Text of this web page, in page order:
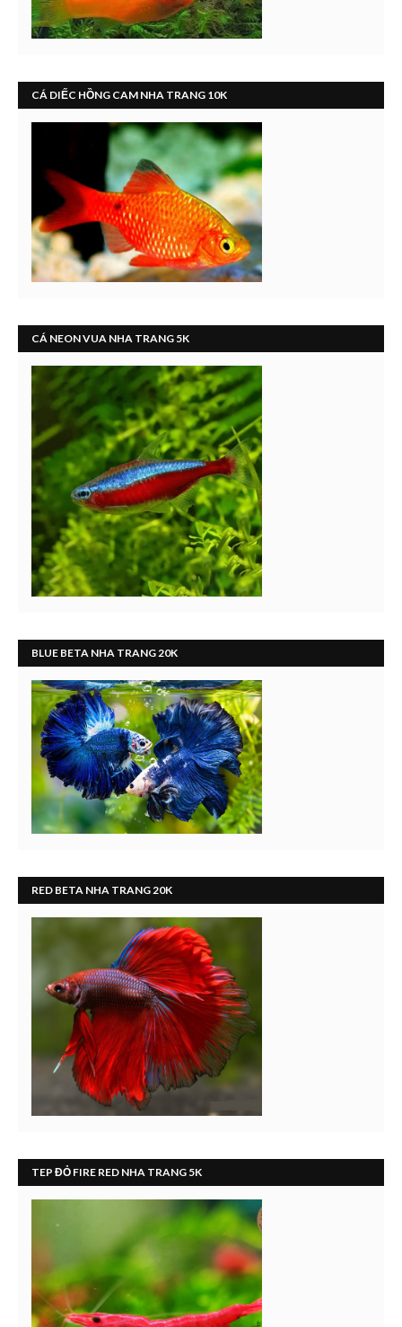
CÁ DIẾC HỒNG CAM NHA TRANG 10K
CÁ NEON VUA NHA TRANG 5K
BLUE BETA NHA TRANG 20K
RED BETA NHA TRANG 20K
TEP ĐỎ FIRE RED NHA TRANG 5K